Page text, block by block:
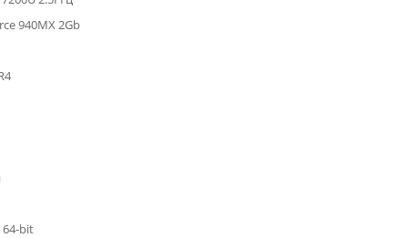
940MX 2Gb
64-bit